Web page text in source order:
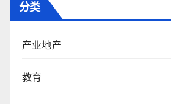
分类
产业地产
教育